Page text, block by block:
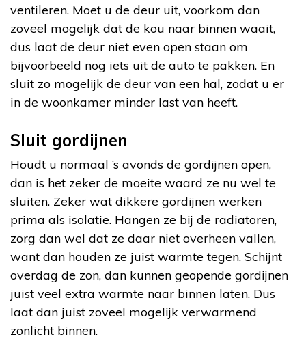
ventileren. Moet u de deur uit, voorkom dan
zoveel mogelijk dat de kou naar binnen waait,
dus laat de deur niet even open staan om
bijvoorbeeld nog iets uit de auto te pakken. En
sluit zo mogelijk de deur van een hal, zodat u er
in de woonkamer minder last van heeft.
Sluit gordijnen
Houdt u normaal ’s avonds de gordijnen open,
dan is het zeker de moeite waard ze nu wel te
sluiten. Zeker wat dikkere gordijnen werken
prima als isolatie. Hangen ze bij de radiatoren,
zorg dan wel dat ze daar niet overheen vallen,
want dan houden ze juist warmte tegen. Schijnt
overdag de zon, dan kunnen geopende gordijnen
juist veel extra warmte naar binnen laten. Dus
laat dan juist zoveel mogelijk verwarmend
zonlicht binnen.